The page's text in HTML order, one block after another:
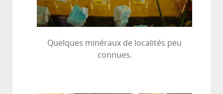
Quelques minéraux de localités peu
connues.